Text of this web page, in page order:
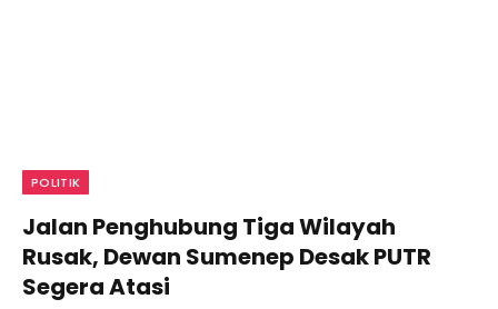
POLITIK
Jalan Penghubung Tiga Wilayah
Rusak, Dewan Sumenep Desak PUTR
Segera Atasi